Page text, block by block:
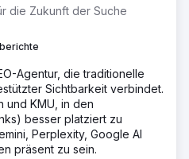
komplett neu erstellen,
einer DYI-Plattform (Wix,
Builder usw.) erstellt wurde.
Fehler nicht
Verwaltung ihrer Website,
Inhalte, die
für ihre Website eine
Anspruch.
die Zukunft der Suche
Agentur, die traditionelle
Sichtbarkeit verbindet.
und KMU, in den
besser platziert zu
Perplexity, Google AI
präsent zu sein.